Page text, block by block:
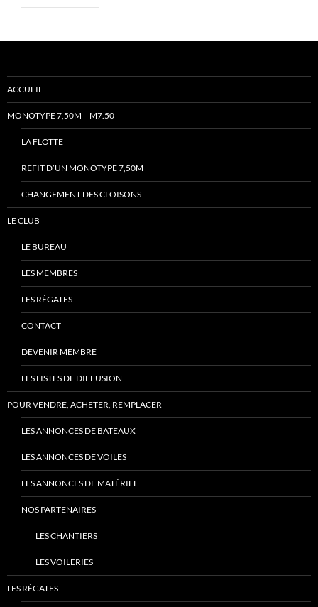
ACCUEIL
MONOTYPE 7,50M – M7.50
LA FLOTTE
REFIT D’UN MONOTYPE 7,50M
CHANGEMENT DES CLOISONS
LE CLUB
LE BUREAU
LES MEMBRES
LES RÉGATES
CONTACT
DEVENIR MEMBRE
LES LISTES DE DIFFUSION
POUR VENDRE, ACHETER, REMPLACER
LES ANNONCES DE BATEAUX
LES ANNONCES DE VOILES
LES ANNONCES DE MATÉRIEL
NOS PARTENAIRES
LES CHANTIERS
LES VOILERIES
LES RÉGATES